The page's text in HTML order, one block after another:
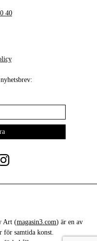
40
Art (magasin3.com) är en av
för samtida konst.